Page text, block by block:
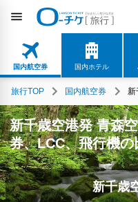
国内航空券 国内ホテル
旅行TOP 国内航空券 新
新千歳空港発 青森
券、LCC、飛行機の
新千歳